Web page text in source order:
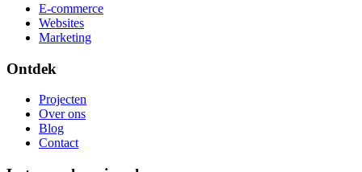
E-commerce
Websites
Marketing
Ontdek
Projecten
Over ons
Blog
Contact